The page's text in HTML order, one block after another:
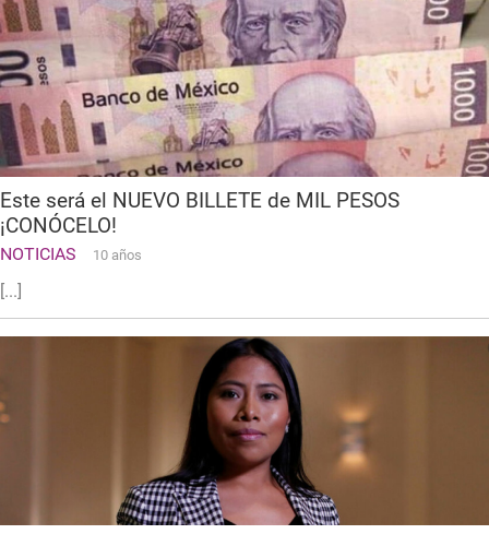
Este será el NUEVO BILLETE de MIL PESOS
¡CONÓCELO!
NOTICIAS 10 años
[...]